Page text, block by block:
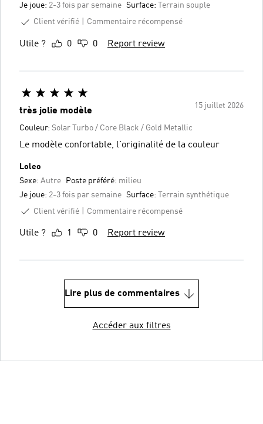
Je joue: 2-3 fois par semaine Surface:
Terrain souple
Client vérifié
Commentaire récompensé
Utile ? 0 0 Report review
15 juillet 2026
très jolie modèle
Couleur: Solar Turbo / Core Black / Gold Metallic
Le modèle confortable, l'originalité de la couleur
Loleo
Sexe: Autre Poste préféré: milieu
Je joue: 2-3 fois par semaine Surface: Terrain synthétique
Client vérifié
Commentaire récompensé
Utile ? 1 0 Report review
Lire plus de commentaires
Accéder aux filtres